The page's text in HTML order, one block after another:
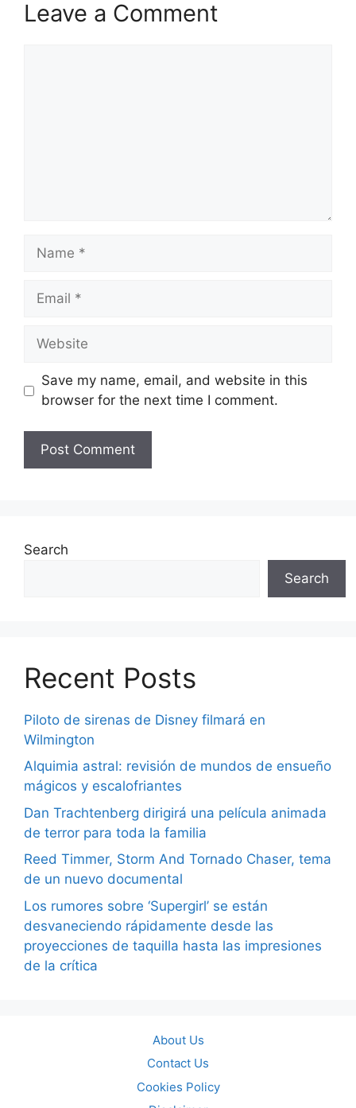
Leave a Comment
Name
Email
Website
Save my name, email, and website in this
browser for the next time I comment.
Search
Search
Recent Posts
Piloto de sirenas de Disney filmará en
Wilmington
Alquimia astral: revisión de mundos de ensueño
mágicos y escalofriantes
Dan Trachtenberg dirigirá una película animada
de terror para toda la familia
Reed Timmer, Storm And Tornado Chaser, tema
de un nuevo documental
Los rumores sobre ‘Supergirl’ se están
desvaneciendo rápidamente desde las
proyecciones de taquilla hasta las impresiones
de la crítica
About Us
Contact Us
Cookies Policy